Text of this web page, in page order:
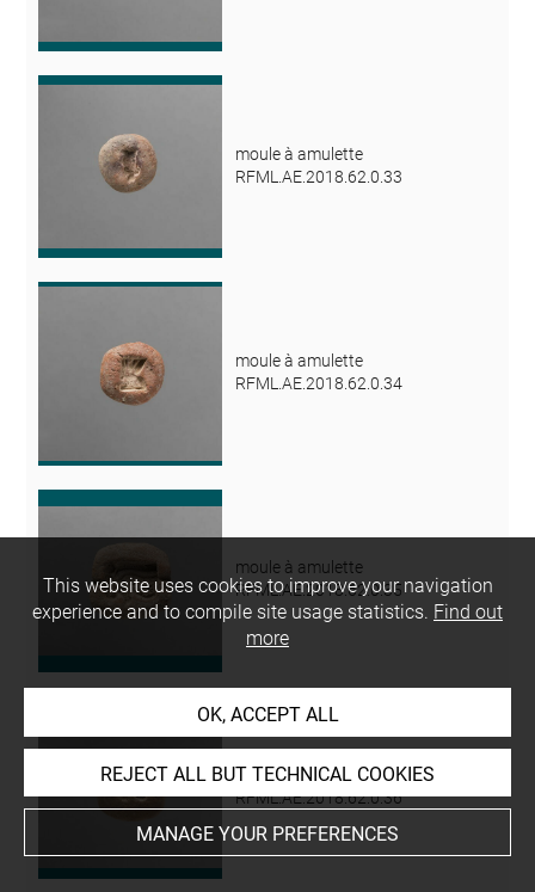
moule à amulette
RFML.AE.2018.62.0.33
moule à amulette
RFML.AE.2018.62.0.34
moule à amulette
RFML.AE.2018.62.0.35
moule à amulette
RFML.AE.2018.62.0.36
This website uses cookies to improve your navigation
experience and to compile site usage statistics. Find out
more
OK, ACCEPT ALL
REJECT ALL BUT TECHNICAL COOKIES
MANAGE YOUR PREFERENCES